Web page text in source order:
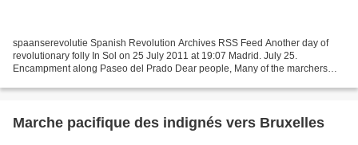
spaanserevolutie Spanish Revolution Archives RSS Feed Another day of
revolutionary folly In Sol on 25 July 2011 at 19:07 Madrid. July 25.
Encampment along Paseo del Prado Dear people, Many of the marchers
Marche pacifique des indignés vers Bruxelles